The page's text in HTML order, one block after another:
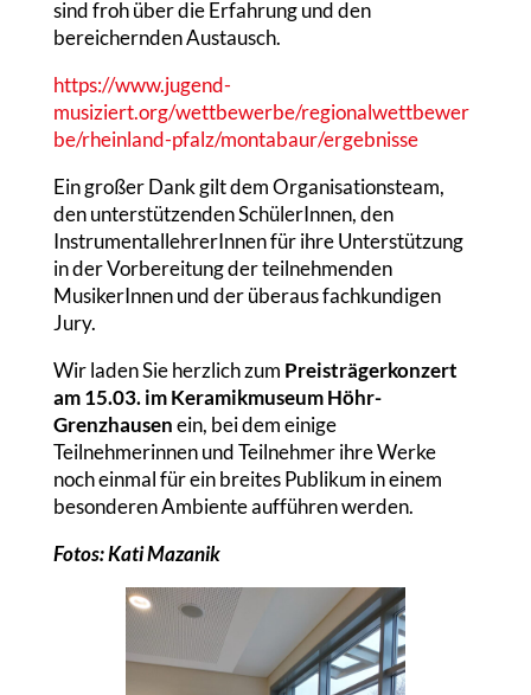
sind froh über die Erfahrung und den
bereichernden Austausch.
https://www.jugend-
musiziert.org/wettbewerbe/regionalwettbewer
be/rheinland-pfalz/montabaur/ergebnisse
Ein großer Dank gilt dem Organisationsteam,
den unterstützenden SchülerInnen, den
InstrumentallehrerInnen für ihre Unterstützung
in der Vorbereitung der teilnehmenden
MusikerInnen und der überaus fachkundigen
Jury.
Wir laden Sie herzlich zum Preisträgerkonzert
am 15.03. im Keramikmuseum Höhr-
Grenzhausenein, bei dem einige
Teilnehmerinnen und Teilnehmer ihre Werke
noch einmal für ein breites Publikum in einem
besonderen Ambiente aufführen werden.
Fotos: Kati Mazanik